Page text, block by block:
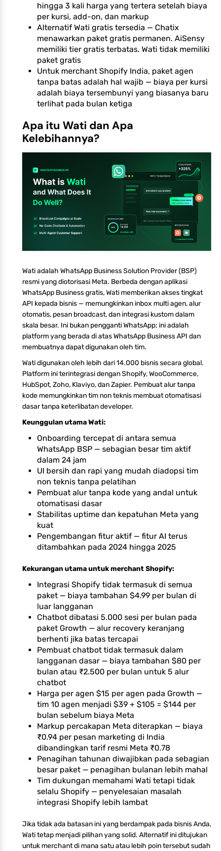
hingga 3 kali harga yang tertera setelah biaya
per kursi, add-on, dan markup
Alternatif Wati gratis tersedia — Chatix
menawarkan paket gratis permanen. AiSensy
memiliki tier gratis terbatas. Wati tidak memiliki
paket gratis
Untuk merchant Shopify India, paket agen
tanpa batas adalah hal wajib — biaya per kursi
adalah biaya tersembunyi yang biasanya baru
terlihat pada bulan ketiga
Apa itu Wati dan Apa
Kelebihannya?
Wati adalah WhatsApp Business Solution Provider (BSP)
resmi yang diotorisasi Meta. Berbeda dengan aplikasi
WhatsApp Business gratis, Wati memberikan akses tingkat
API kepada bisnis — memungkinkan inbox multi agen, alur
otomatis, pesan broadcast, dan integrasi kustom dalam
skala besar. Ini bukan pengganti WhatsApp; ini adalah
platform yang berada di atas WhatsApp Business API dan
membuatnya dapat digunakan oleh tim.
Wati digunakan oleh lebih dari 14.000 bisnis secara global.
Platform ini terintegrasi dengan Shopify, WooCommerce,
HubSpot, Zoho, Klaviyo, dan Zapier. Pembuat alur tanpa
kode memungkinkan tim non teknis membuat otomatisasi
dasar tanpa keterlibatan developer.
Keunggulan utama Wati:
Onboarding tercepat di antara semua
WhatsApp BSP — sebagian besar tim aktif
dalam 24 jam
UI bersih dan rapi yang mudah diadopsi tim
non teknis tanpa pelatihan
Pembuat alur tanpa kode yang andal untuk
otomatisasi dasar
Stabilitas uptime dan kepatuhan Meta yang
kuat
Pengembangan fitur aktif — fitur AI terus
ditambahkan pada 2024 hingga 2025
Kekurangan utama untuk merchant Shopify:
Integrasi Shopify tidak termasuk di semua
paket — biaya tambahan $4.99 per bulan di
luar langganan
Chatbot dibatasi 5.000 sesi per bulan pada
paket Growth — alur recovery keranjang
berhenti jika batas tercapai
Pembuat chatbot tidak termasuk dalam
langganan dasar — biaya tambahan $80 per
bulan atau ₹2.500 per bulan untuk 5 alur
chatbot
Harga per agen $15 per agen pada Growth —
tim 10 agen menjadi $39 + $105 = $144 per
bulan sebelum biaya Meta
Markup percakapan Meta diterapkan — biaya
₹0.94 per pesan marketing di India
dibandingkan tarif resmi Meta ₹0.78
Penagihan tahunan diwajibkan pada sebagian
besar paket — penagihan bulanan lebih mahal
Tim dukungan memahami Wati tetapi tidak
selalu Shopify — penyelesaian masalah
integrasi Shopify lebih lambat
Jika tidak ada batasan ini yang berdampak pada bisnis Anda,
Wati tetap menjadi pilihan yang solid. Alternatif ini ditujukan
untuk merchant di mana satu atau lebih poin tersebut sudah